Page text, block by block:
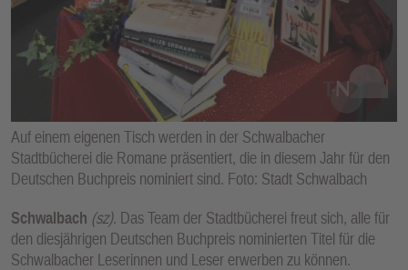
Auf einem eigenen Tisch werden in der Schwalbacher
Stadtbücherei die Romane präsentiert, die in diesem Jahr für den
Deutschen Buchpreis nominiert sind. Foto: Stadt Schwalbach
Schwalbach (sz). Das Team der Stadtbücherei freut sich, alle für
den diesjährigen Deutschen Buchpreis nominierten Titel für die
Schwalbacher Leserinnen und Leser erwerben zu können.
E
N